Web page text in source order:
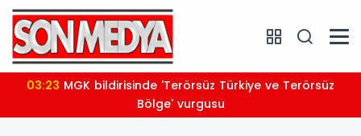
03:23
Bölge' vurgusu